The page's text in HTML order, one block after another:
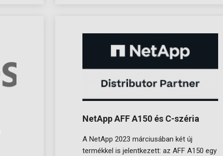
NetApp AFF A150 és C-széria
A NetApp 2023 márciusában két új
termékkel is jelentkezett: az AFF A150 egy